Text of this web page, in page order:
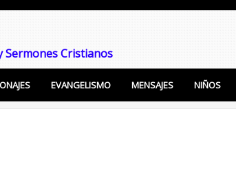
Sermones Cristianos
Bíblicos para predicar y Enseñar
EVANGELISMO MENSAJES NIÑOS